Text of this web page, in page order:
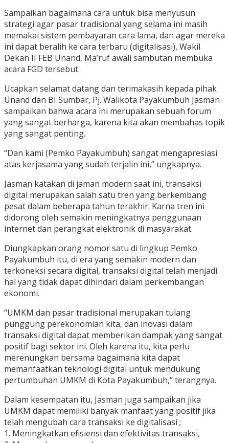
Sampaikan bagaimana cara untuk bisa menyusun
strategi agar pasar tradisional yang selama ini masih
memakai sistem pembayaran cara lama, dan agar mereka
ini dapat beralih ke cara terbaru (digitalisasi), Wakil
Dekan II FEB Unand, Ma’ruf awali sambutan membuka
acara FGD tersebut.
Ucapkan selamat datang dan terimakasih kepada pihak
Unand dan BI Sumbar, Pj. Walikota Payakumbuh Jasman
sampaikan bahwa acara ini merupakan sebuah forum
yang sangat berharga, karena kita akan membahas topik
yang sangat penting.
“Dan kami (Pemko Payakumbuh) sangat mengapresiasi
atas kerjasama yang sudah terjalin ini,” ungkapnya.
Jasman katakan di jaman modern saat ini, transaksi
digital merupakan salah satu tren yang berkembang
pesat dalam beberapa tahun terakhir. Karna tren ini
didorong oleh semakin meningkatnya penggunaan
internet dan perangkat elektronik di masyarakat.
Diungkapkan orang nomor satu di lingkup Pemko
Payakumbuh itu, di era yang semakin modern dan
terkoneksi secara digital, transaksi digital telah menjadi
hal yang tidak dapat dihindari dalam perkembangan
ekonomi.
“UMKM dan pasar tradisional merupakan tulang
punggung perekonomian kita, dan inovasi dalam
transaksi digital dapat memberikan dampak yang sangat
positif bagi sektor ini. Oleh karena itu, kita perlu
merenungkan bersama bagaimana kita dapat
memanfaatkan teknologi digital untuk mendukung
pertumbuhan UMKM di Kota Payakumbuh,” terangnya.
Dalam kesempatan itu, Jasman juga sampaikan jika
UMKM dapat memiliki banyak manfaat yang positif jika
telah mengubah cara transaksi ke digitalisasi ;
1. Meningkatkan efisiensi dan efektivitas transaksi,